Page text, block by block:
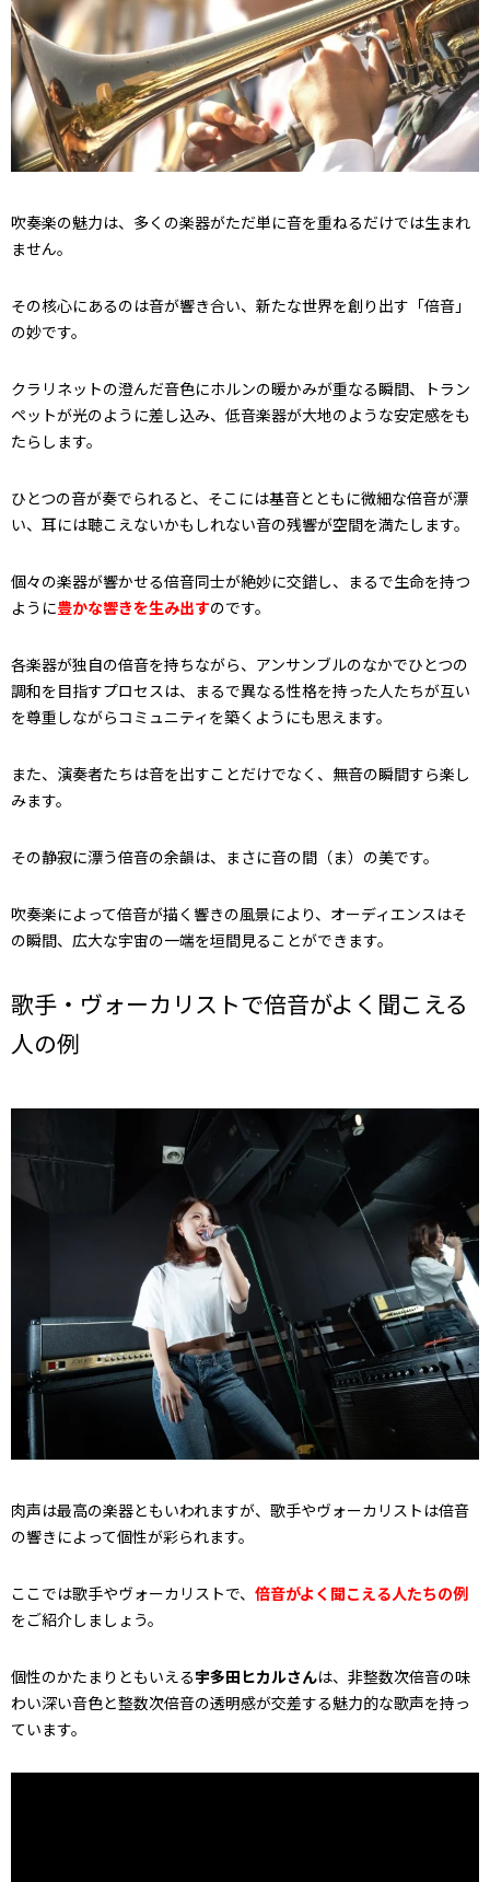
吹奏楽の魅力は、多くの楽器がただ単に音を重ねるだけでは生まれ
ません。
その核心にあるのは音が響き合い、新たな世界を創り出す「倍音」
の妙です。
クラリネットの澄んだ音色にホルンの暖かみが重なる瞬間、トラン
ペットが光のように差し込み、低音楽器が大地のような安定感をも
たらします。
ひとつの音が奏でられると、そこには基音とともに微細な倍音が漂
い、耳には聴こえないかもしれない音の残響が空間を満たします。
個々の楽器が響かせる倍音同士が絶妙に交錯し、まるで生命を持つ
ように豊かな響きを生み出すのです。
各楽器が独自の倍音を持ちながら、アンサンブルのなかでひとつの
調和を目指すプロセスは、まるで異なる性格を持った人たちが互い
を尊重しながらコミュニティを築くようにも思えます。
また、演奏者たちは音を出すことだけでなく、無音の瞬間すら楽し
みます。
その静寂に漂う倍音の余韻は、まさに音の間（ま）の美です。
吹奏楽によって倍音が描く響きの風景により、オーディエンスはそ
の瞬間、広大な宇宙の一端を垣間見ることができます。
歌手・ヴォーカリストで倍音がよく聞こえる
人の例
肉声は最高の楽器ともいわれますが、歌手やヴォーカリストは倍音
の響きによって個性が彩られます。
ここでは歌手やヴォーカリストで、 倍音がよく聞こえる人たちの例
をご紹介しましょう。
個性のかたまりともいえる宇多田ヒカルさんは、非整数次倍音の味
わい深い音色と整数次倍音の透明感が交差する魅力的な歌声を持っ
ています。